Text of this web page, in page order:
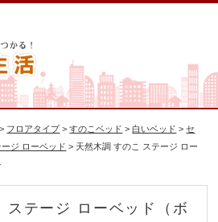
> フロアタイプ >すのこベッド >白いベッド >セ
ジ ローベッド > 天然木調 すのこ ステージ ロー
ステージ ローベッド（ボ